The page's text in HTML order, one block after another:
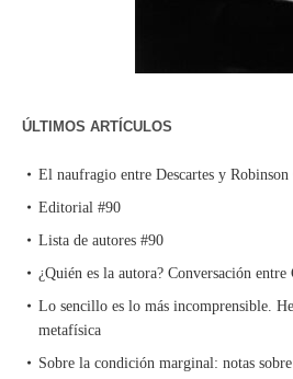
ÚLTIMOS ARTÍCULOS
El naufragio entre Descartes y Robinson
Editorial #90
Lista de autores #90
¿Quién es la autora? Conversación
Lo sencillo es lo más incomprensible.
metafísica
Sobre la condición marginal: notas